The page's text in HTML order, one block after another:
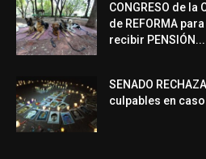
CONGRESO de
de REFORMA
recibir PENSIÓN...
SENADO
culpables en caso